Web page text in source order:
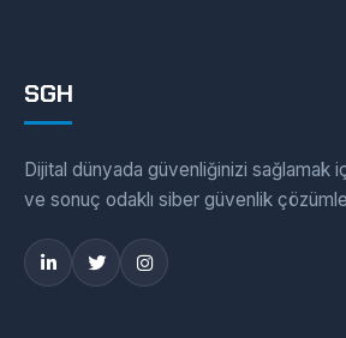
SGH
Dijital dünyada güvenliğinizi sağlamak
ve sonuç odaklı siber güvenlik